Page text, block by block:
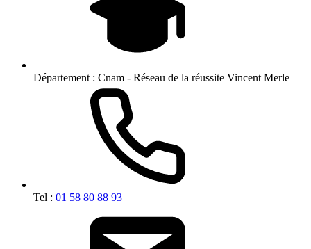
Département : Cnam - Réseau de la réussite Vincent Merle
Tel : 01 58 80 88 93